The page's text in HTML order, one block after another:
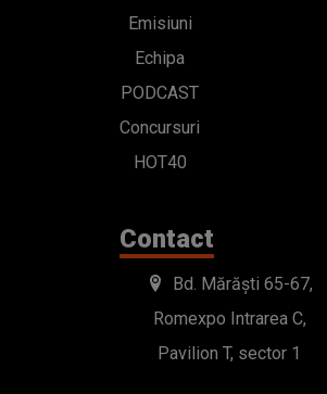
Emisiuni
Echipa
PODCAST
Concursuri
HOT40
Contact
Bd. Mărăști 65-67,
Romexpo Intrarea C,
Pavilion T, sector 1